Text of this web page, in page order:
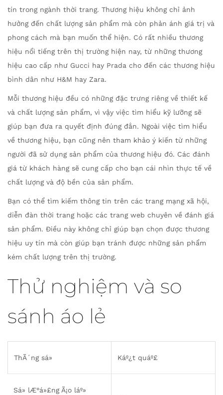
tín trong ngành thời trang. Thương hiệu không chỉ ảnh
hưởng đến chất lượng sản phẩm mà còn phản ánh giá trị và
phong cách mà bạn muốn thể hiện. Có rất nhiều thương
hiệu nổi tiếng trên thị trường hiện nay, từ những thương
hiệu cao cấp như Gucci hay Prada cho đến các thương hiệu
bình dân như H&M hay Zara.
Mỗi thương hiệu đều có những đặc trưng riêng về thiết kế
và chất lượng sản phẩm, vì vậy việc tìm hiểu kỹ lưỡng sẽ
giúp bạn đưa ra quyết định đúng đắn. Ngoài việc tìm hiểu
về thương hiệu, bạn cũng nên tham khảo ý kiến từ những
người đã sử dụng sản phẩm của thương hiệu đó. Các đánh
giá từ khách hàng sẽ cung cấp cho bạn cái nhìn thực tế về
chất lượng và độ bền của sản phẩm.
Bạn có thể tìm kiếm thông tin trên các trang mạng xã hội,
diễn đàn thời trang hoặc các trang web chuyên về đánh giá
sản phẩm. Điều này không chỉ giúp bạn chọn được thương
hiệu uy tín mà còn giúp bạn tránh được những sản phẩm
kém chất lượng trên thị trường.
Thử nghiệm và so
sánh áo lẻ
ThÃ´ng sá» Káº¿t quáº£
Sá» lÆ°á»£ng Ã¡o láº»